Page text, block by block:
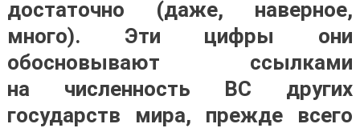
достаточно (даже, наверное,
много). Эти цифры они
обосновывают ссылками
на численность ВС других
государств мира, прежде всего